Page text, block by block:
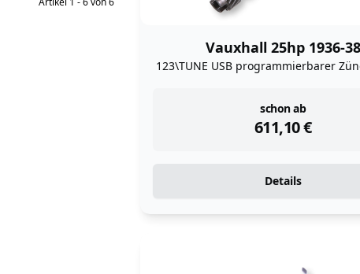
Vauxhall 25hp 1936-38
123\TUNE USB programmierbarer
schon ab
611,10€
instock
Details